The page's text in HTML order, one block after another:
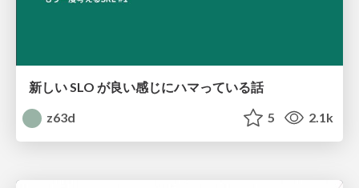
新しい SLO が良い感じにハマっている話
z63d
5 2.1k